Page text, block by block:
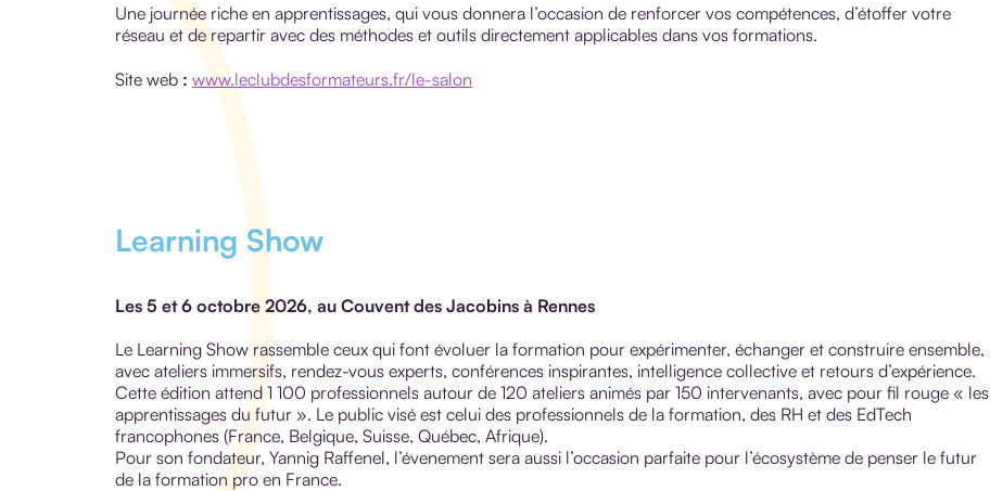
Une journée riche en apprentissages, qui vous donnera l’occasion de renforcer vos compétences, d’étoffer votre
réseau et de repartir avec des méthodes et outils directement applicables dans vos formations.
Site web : www.leclubdesformateurs.fr/le-salon
Learning Show
Les 5 et 6 octobre 2026, au Couvent des Jacobins à Rennes
Le Learning Show rassemble ceux qui font évoluer la formation pour expérimenter, échanger et construire ensemble,
avec ateliers immersifs, rendez-vous experts, conférences inspirantes, intelligence collective et retours d’expérience.
Cette édition attend 1 100 professionnels autour de 120 ateliers animés par 150 intervenants, avec pour fil rouge « les
apprentissages du futur ». Le public visé est celui des professionnels de la formation, des RH et des EdTech
francophones (France, Belgique, Suisse, Québec, Afrique).
Pour son fondateur, Yannig Raffenel, l’évenement sera aussi l’occasion parfaite pour l’écosystème de penser le futur
de la formation pro en France.